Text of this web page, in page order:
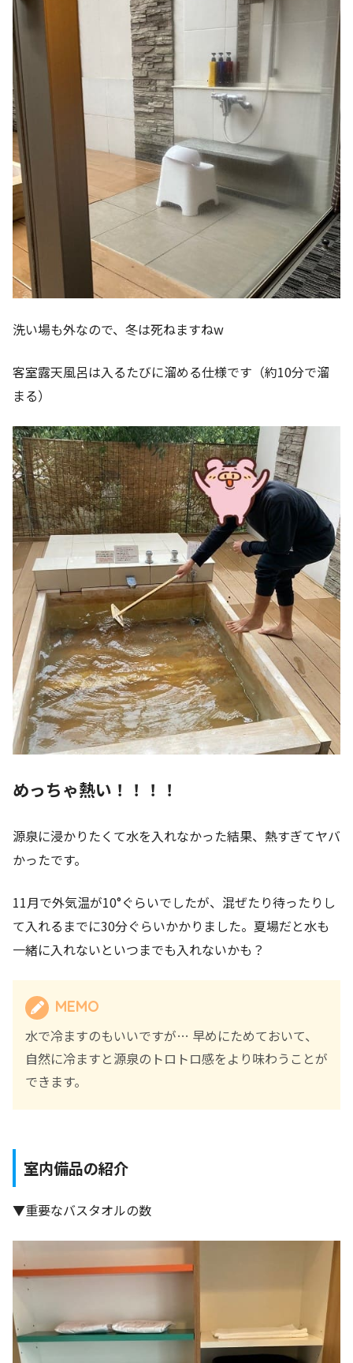
洗い場も外なので、冬は死ねますねw
客室露天風呂は入るたびに溜める仕様です（約10分で溜
まる）
めっちゃ熱い！！！！
源泉に浸かりたくて水を入れなかった結果、熱すぎてヤバ
かったです。
11月で外気温が10°ぐらいでしたが、混ぜたり待ったりし
て入れるまでに30分ぐらいかかりました。夏場だと水も
一緒に入れないといつまでも入れないかも？
MEMO
水で冷ますのもいいですが… 早めにためておいて、
自然に冷ますと源泉のトロトロ感をより味わうことが
できます。
室内備品の紹介
▼重要なバスタオルの数